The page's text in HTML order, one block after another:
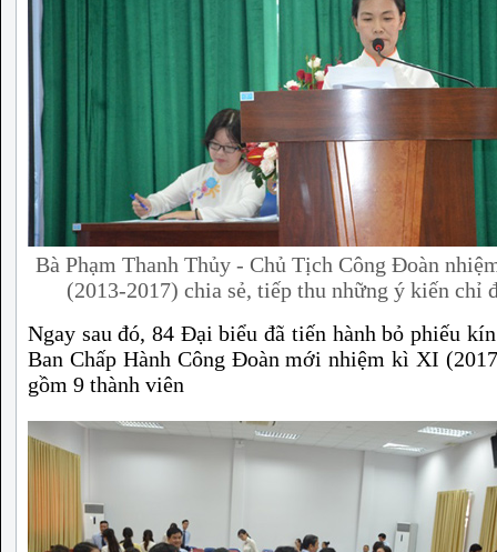
Bà Phạm Thanh Thủy - Chủ Tịch Công Đoàn
(2013-2017) chia sẻ, tiếp thu những ý kiến chỉ
Ngay sau đó, 84 Đại biểu đã tiến hành bỏ phiếu
Ban Chấp Hành Công Đoàn mới nhiệm kì XI
gồm 9 thành viên